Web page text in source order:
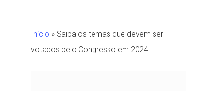
Início » Saiba os temas que devem ser
votados pelo Congresso em 2024